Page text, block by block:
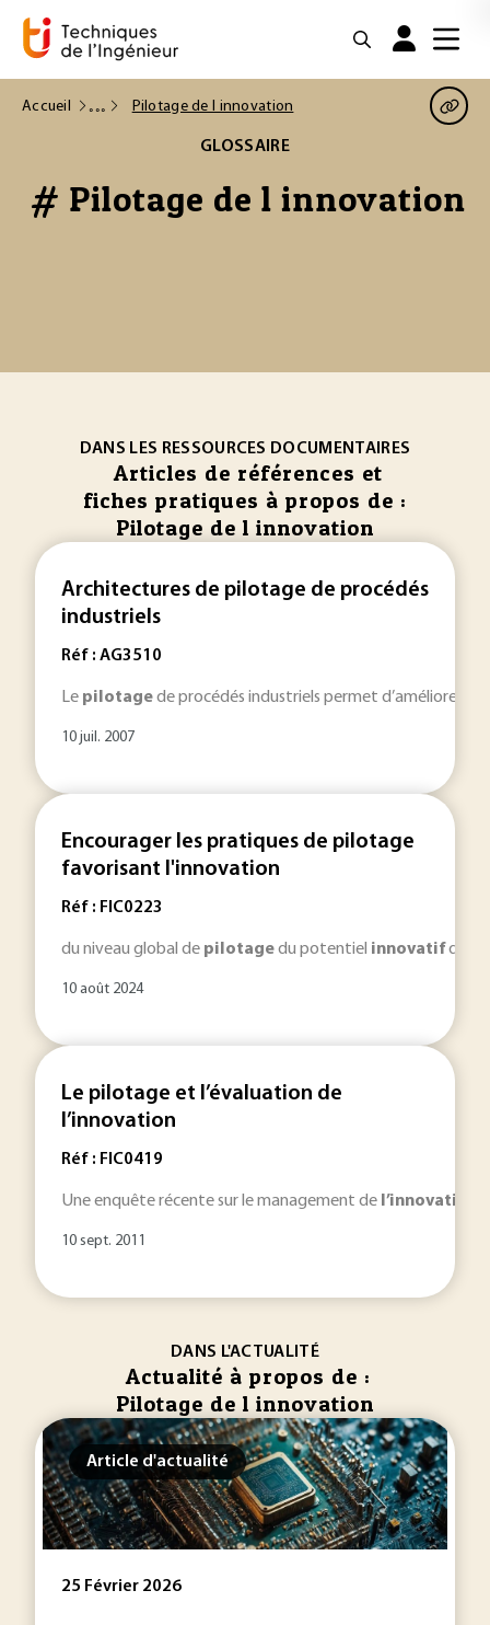
Accueil Pilotage de l innovation
GLOSSAIRE
# Pilotage de l innovation
DANS LES RESSOURCES DOCUMENTAIRES
Articles de références et
fiches pratiques à propos de :
Pilotage de l innovation
Architectures de pilotage de procédés
industriels
Réf : AG3510
Le pilotagede procédés industriels permet d’améliorer
10 juil. 2007
Encourager les pratiques de pilotage
favorisant l'innovation
Réf : FIC0223
du niveau global de pilotagedu potentiel innovatifde
10 août 2024
Le pilotage et l’évaluation de
l’innovation
Réf : FIC0419
Une enquête récente sur le management de l’innovation
10 sept. 2011
DANS L'ACTUALITÉ
Actualité à propos de :
Pilotage de l innovation
Article d'actualité
25 Février 2026